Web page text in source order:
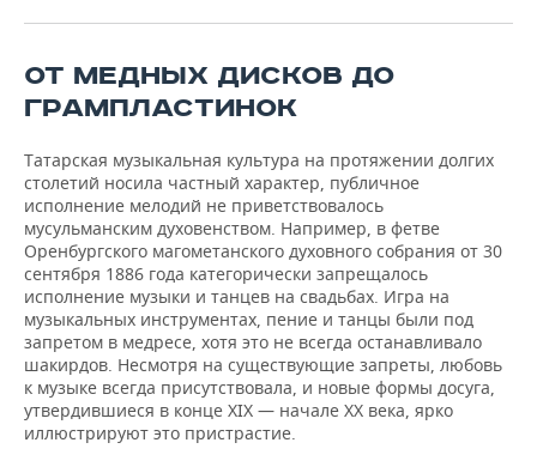
ВОДНЫЕ ВИДЫ СПОРТА
ОБРАЗОВАНИЕ
ОТ МЕДНЫХ ДИСКОВ ДО
ГРАМПЛАСТИНОК
Татарская музыкальная культура на протяжении долгих
столетий носила частный характер, публичное
исполнение мелодий не приветствовалось
мусульманским духовенством. Например, в фетве
Оренбургского магометанского духовного собрания от 30
сентября 1886 года категорически запрещалось
исполнение музыки и танцев на свадьбах. Игра на
музыкальных инструментах, пение и танцы были под
запретом в медресе, хотя это не всегда останавливало
шакирдов. Несмотря на существующие запреты, любовь
к музыке всегда присутствовала, и новые формы досуга,
утвердившиеся в конце XIX — начале XX века, ярко
иллюстрируют это пристрастие.